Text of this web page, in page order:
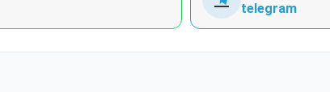
telegram